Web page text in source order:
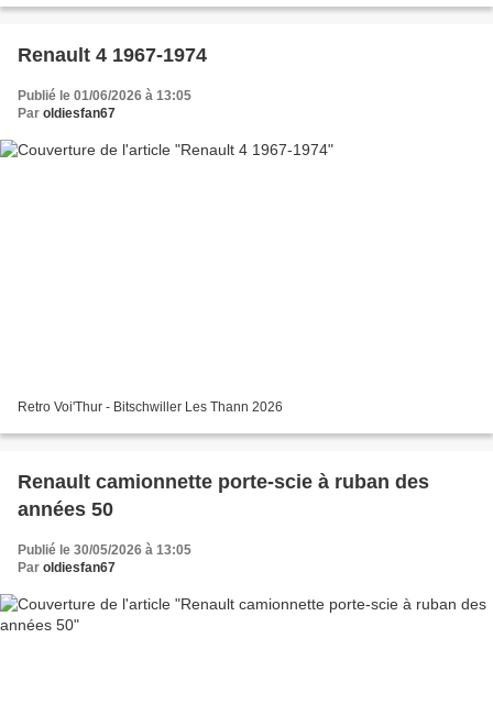
Renault 4 1967-1974
Publié le 01/06/2026 à 13:05
Par oldiesfan67
Retro Voi'Thur - Bitschwiller Les Thann 2026
Renault camionnette porte-scie à ruban des
années 50
Publié le 30/05/2026 à 13:05
Par oldiesfan67